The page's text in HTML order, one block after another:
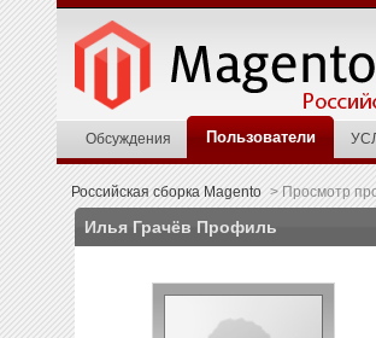
Обсуждения Пользователи
Российская сборка Magento >Просмотр
Илья Грачёв Профиль